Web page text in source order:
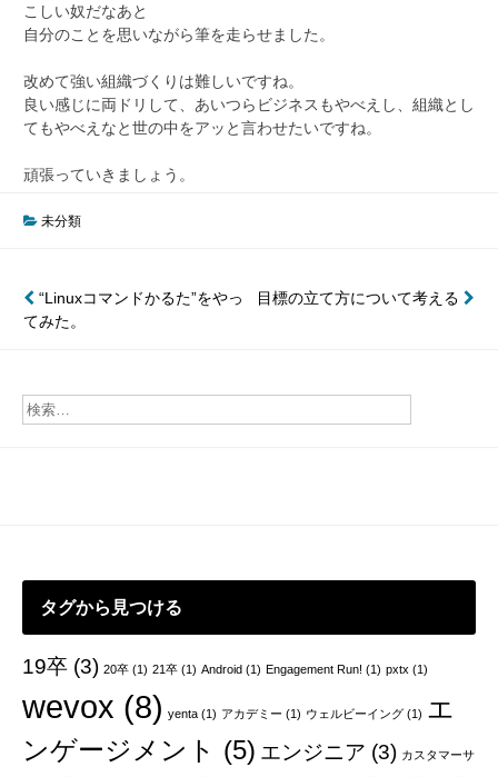
こしい奴だなあと
自分のことを思いながら筆を走らせました。
改めて強い組織づくりは難しいですね。
良い感じに両ドリして、あいつらビジネスもやべえし、組織とし
てもやべえなと世の中をアッと言わせたいですね。
頑張っていきましょう。
未分類
投
稿
ビ
ン
“Linuxコマンドかるた”をやっ
てみた。
目標の立て方について考える
タグから見つける
19卒(3) 20卒(1) 21卒(1) Android(1) Engagement Run! (1) pxtx (1)
wevox (8) yenta(1) アカデミー (1) ウェルビーイング(1) エ
ンゲージメント (5) エンジニア (3) カスタマーサ